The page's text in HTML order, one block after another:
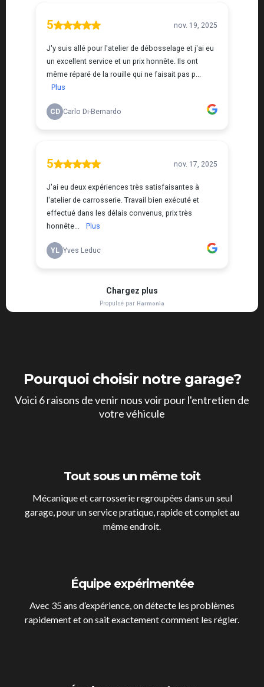
Pourquoi choisir notre garage?
Voici 6 raisons de venir nous voir pour l'entretien de
votre véhicule
Tout sous un même toit
Mécanique et carrosserie regroupées dans un seul
garage, pour un service pratique, rapide et complet au
même endroit.
Équipe expérimentée
Avec 35 ans d’expérience, on détecte les problèmes
rapidement et on sait exactement comment les régler.